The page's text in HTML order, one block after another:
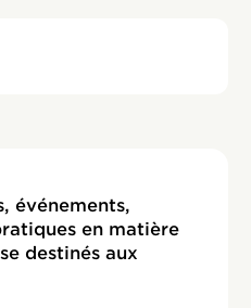
événements,
en matière
destinés aux